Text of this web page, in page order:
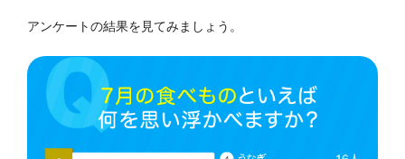
アンケートの結果を見てみましょう。